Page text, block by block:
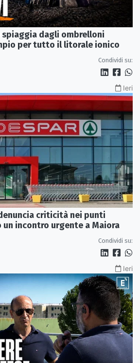
spiaggia dagli ombrelloni
per tutto il litorale ionico
Condividi su:
Ieri
criticità nei punti
incontro urgente a Maiora
Condividi su:
Ieri